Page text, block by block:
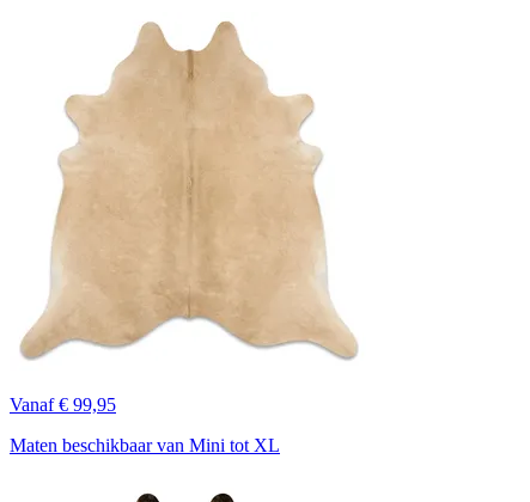
Vanaf € 99,95
Maten beschikbaar van Mini tot XL